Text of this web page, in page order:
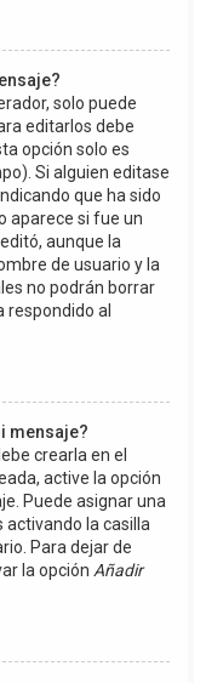
solo puede
editarlos debe
opción solo es
Si alguien editase
que ha sido
aparece si fue un
aunque la
de usuario y la
no podrán borrar
respondido al
mensaje?
crearla en el
active la opción
Puede asignar una
la casilla
Para dejar de
la opción Añadir